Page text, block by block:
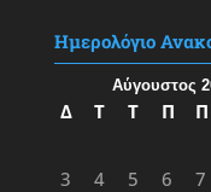
Ημερολόγιο
Αύγουστος
Δ Τ Τ Π Π
3
4 5 6 7